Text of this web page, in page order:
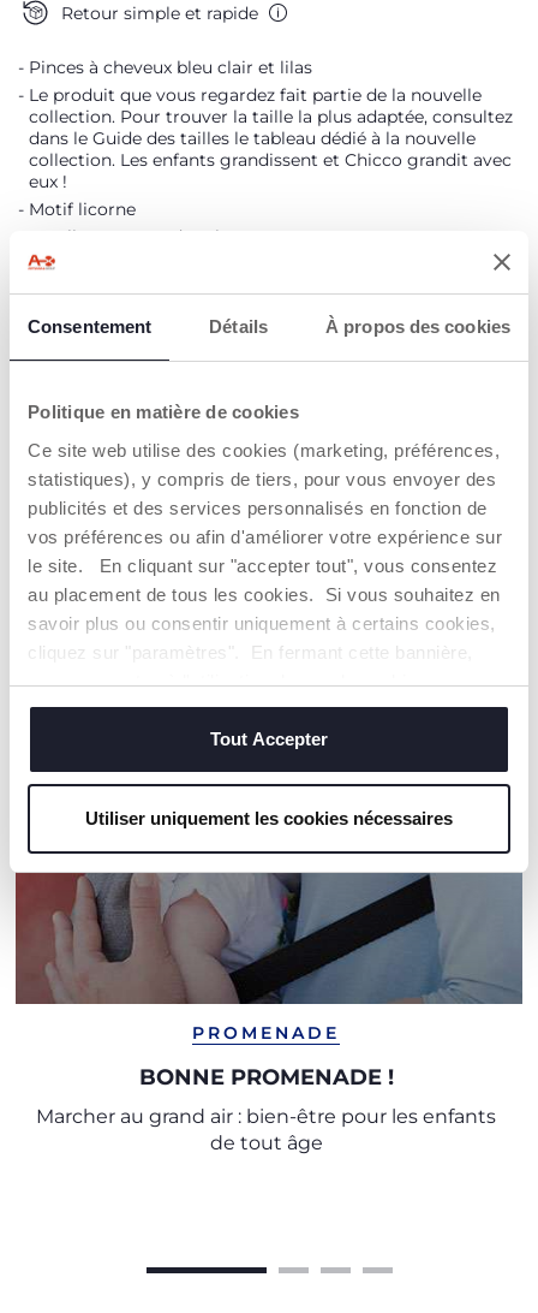
Consentement Détails À propos des cookies
Politique en matière de cookies
Ce site web utilise des cookies (marketing, préférences,
statistiques), y compris de tiers, pour vous envoyer des
publicités et des services personnalisés en fonction de
vos préférences ou afin d'améliorer votre expérience sur
le site. En cliquant sur "accepter tout", vous consentez
au placement de tous les cookies. Si vous souhaitez en
savoir plus ou consentir uniquement à certains cookies,
cliquez sur "paramètres". En fermant cette bannière,
vous consentez à l'utilisation des seuls cookies
techniques, qui sont essentiels au service demandé.
Tout Accepter
Utiliser uniquement les cookies nécessaires
Retour simple et rapide
Pinces à cheveux bleu clair et lilas
Le produit que vous regardez fait partie de la nouvelle
collection. Pour trouver la taille la plus adaptée, consultez
dans le Guide des tailles le tableau dédié à la nouvelle
collection. Les enfants grandissent et Chicco grandit avec
eux !
Motif licorne
Excellente tenue des cheveux
Look ludique, idéal pour un usage quotidien
DÉTAILS DU PRODUIT
AVERTISSEMENTS ET INSTRUCTIONS
Trouver un Revendeur
NOS RECOMMANDATIONS
PROMENADE
BONNE PROMENADE !
Marcher au grand air : bien-être pour les enfants
de tout âge